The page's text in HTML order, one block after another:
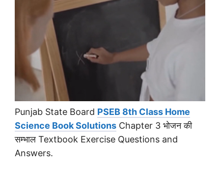
Punjab State Board PSEB 8th Class Home
Science Book Solutions Chapter 3 भोजन की
सम्भाल Textbook Exercise Questions and
Answers.